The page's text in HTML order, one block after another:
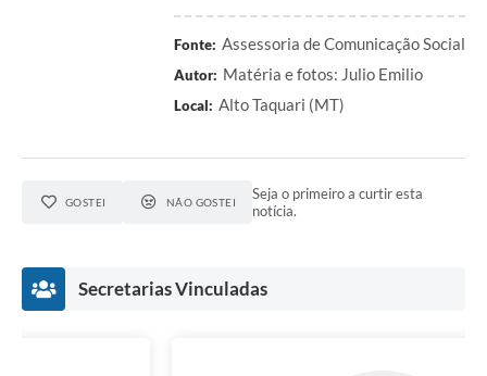
Fonte: Assessoria de Comunicação Social
Autor: Matéria e fotos: Julio Emilio
Local: Alto Taquari (MT)
GOSTEI NÃO GOSTEI
Seja o primeiro a curtir esta
notícia.
Secretarias Vinculadas